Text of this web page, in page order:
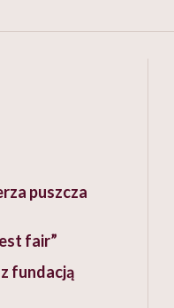
puszcza
fair”
fundacją